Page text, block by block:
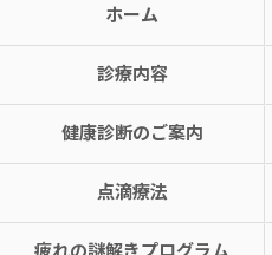
ホーム
診療内容
健康診断のご案内
点滴療法